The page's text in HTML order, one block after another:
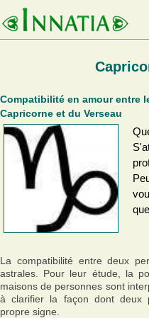
Compatibilité en amour entre
Capricorne et du Verseau
La compatibilité entre deux
astrales. Pour leur étude, la
maisons de personnes sont
à clarifier la façon dont deux
propre signe.